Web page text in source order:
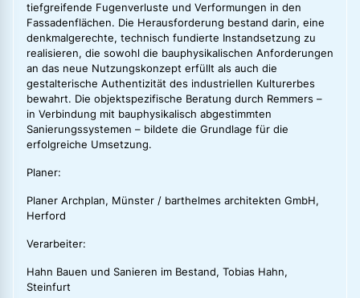
tiefgreifende Fugenverluste und Verformungen in den
Fassadenflächen. Die Herausforderung bestand darin, eine
denkmalgerechte, technisch fundierte Instandsetzung zu
realisieren, die sowohl die bauphysikalischen Anforderungen
an das neue Nutzungskonzept erfüllt als auch die
gestalterische Authentizität des industriellen Kulturerbes
bewahrt. Die objektspezifische Beratung durch Remmers –
in Verbindung mit bauphysikalisch abgestimmten
Sanierungssystemen – bildete die Grundlage für die
erfolgreiche Umsetzung.
Planer:
Planer Archplan, Münster / barthelmes architekten GmbH,
Herford
Verarbeiter:
Hahn Bauen und Sanieren im Bestand, Tobias Hahn,
Steinfurt